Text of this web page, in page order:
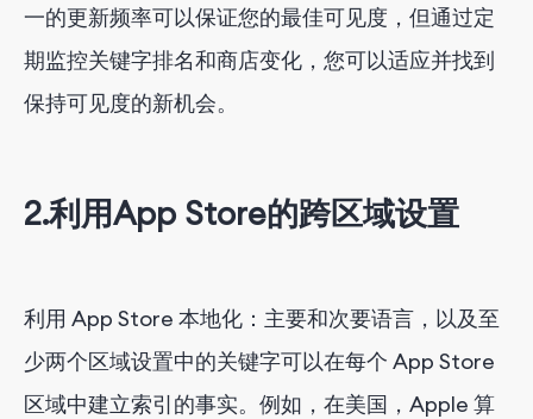
一的更新频率可以保证您的最佳可见度，但通过定
期监控关键字排名和商店变化，您可以适应并找到
保持可见度的新机会。
2.利用App Store的跨区域设置
利用 App Store 本地化：主要和次要语言，以及至
少两个区域设置中的关键字可以在每个 App Store
区域中建立索引的事实。例如，在美国，Apple 算